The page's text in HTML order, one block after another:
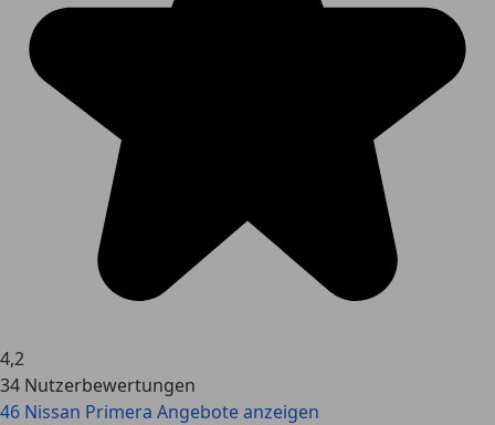
4,2
34 Nutzerbewertungen
46 Nissan Primera Angebote anzeigen